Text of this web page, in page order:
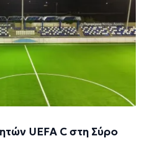
UEFA C στη Σύρο